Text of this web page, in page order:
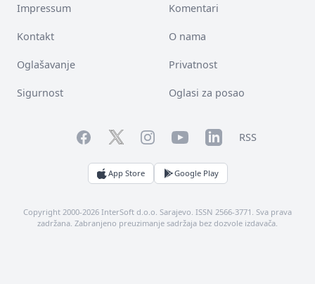
Impressum Komentari
Kontakt O nama
Oglašavanje Privatnost
Sigurnost Oglasi za posao
FacebookTwitterInstagramYouTubeLinkedInRSS
App Store Google Play
Copyright 2000-2026 InterSoft d.o.o. Sarajevo. ISSN 2566-3771. Sva prava
zadržana. Zabranjeno preuzimanje sadržaja bez dozvole izdavača.